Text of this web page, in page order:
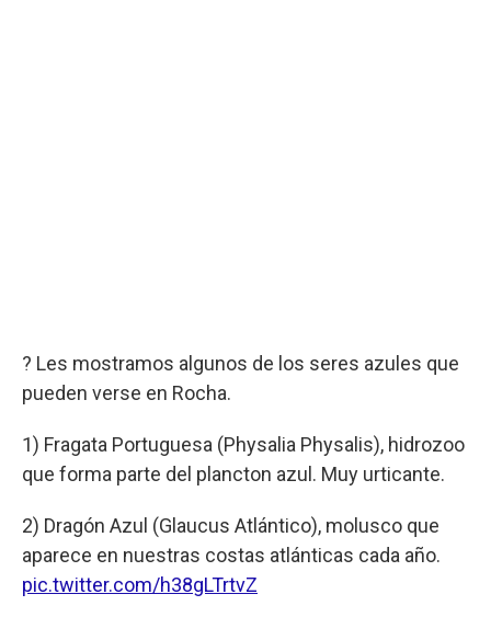
? Les mostramos algunos de los seres azules que
pueden verse en Rocha.
1) Fragata Portuguesa (Physalia Physalis), hidrozoo
que forma parte del plancton azul. Muy urticante.
2) Dragón Azul (Glaucus Atlántico), molusco que
aparece en nuestras costas atlánticas cada año.
pic.twitter.com/h38gLTrtvZ